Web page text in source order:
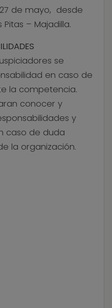
de mayo, desde
Pitas – Majadilla.
se
en caso de
la competencia.
conocer y
y
caso de duda
la organización.